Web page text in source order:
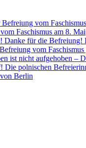
vom
Faschismus am 8. Mai
Danke für die
vom Faschismus
ist nicht aufgehoben –
polnischen
Berlin